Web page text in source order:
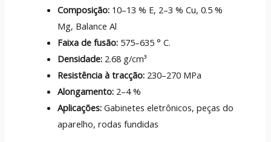
Composição: 10–13 % E, 2–3 % Cu, 0.5 %
Mg, Balance Al
Faixa de fusão: 575–635 ° C.
Densidade: 2.68 g/cm³
Resistência à tracção: 230–270 MPa
Alongamento: 2–4 %
Aplicações: Gabinetes eletrônicos, peças do
aparelho, rodas fundidas